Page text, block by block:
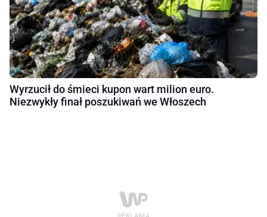
Wyrzucił do śmieci kupon wart milion euro.
Niezwykły finał poszukiwań we Włoszech